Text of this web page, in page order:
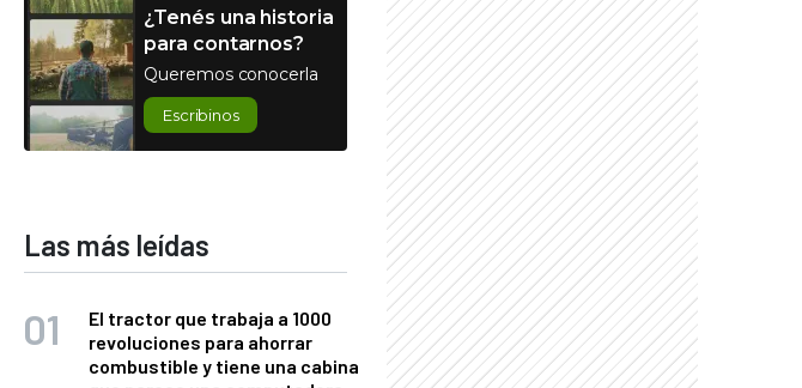
¿Tenés una historia
para contarnos?
Queremos conocerla
Escribinos
Las más leídas
El tractor que trabaja a 1000
revoluciones para ahorrar
combustible y tiene una cabina